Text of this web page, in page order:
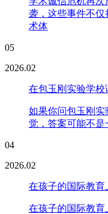
袭，这些事件不
术体
05
2026.02
在包玉刚实验学校
如果你问包玉刚
觉，答案可能不是
04
2026.02
在孩子的国际教
在孩子的国际教育